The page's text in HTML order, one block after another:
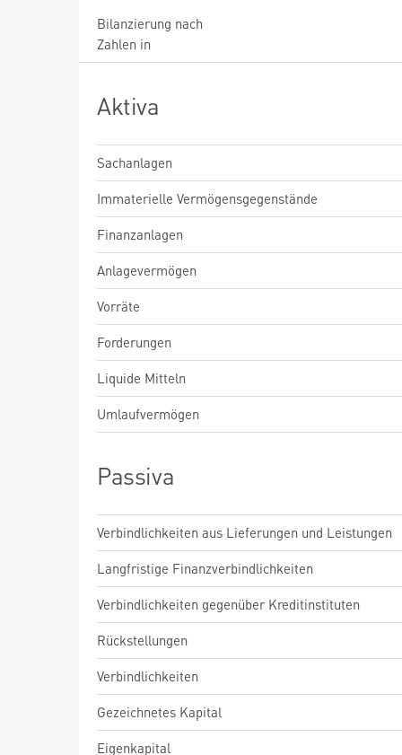
Bilanzierung nach
Zahlen in
Aktiva
Sachanlagen
Immaterielle Vermögensgegenstände
Finanzanlagen
Anlagevermögen
Vorräte
Forderungen
Liquide Mitteln
Umlaufvermögen
Passiva
Verbindlichkeiten aus Lieferungen und Leistungen
Langfristige Finanzverbindlichkeiten
Verbindlichkeiten gegenüber Kreditinstituten
Rückstellungen
Verbindlichkeiten
Gezeichnetes Kapital
Eigenkapital